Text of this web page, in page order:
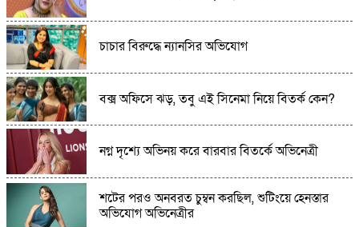
অষ্টগ্রামে পুলিশের অভিযানে ৪ কেজি গাঁজা সহ ২ জন
মাদক কারবারি আটক
শেরপুরের শ্রীবরদীতে বৃদ্ধের ঝুলন্ত মরদেহ উদ্ধার:
ধুনটে ভ্রাম্যমাণ আদালতের অভিযানে ৩২টি চায়না
দুয়ারী জাল জব্দ,পুড়িয়ে ধ্বংস
বিশ্ব মাতৃদুগ্ধ সপ্তাহ উপলক্ষে বাগাতিপাড়ায় সমাপনী
চাচার বিরুদ্ধে ন্যানসির অভিযোগ
বক্স অফিসে ঝড়, তবু এই সিনেমা নিয়ে বিতর্ক কেন?
নগ্ন দৃশ্যে অভিনয় করে বারবার বিতর্কে অভিনেত্রী
শটের পরও অনবরত চুম্বন করছিল, শুটিংয়ে হেনস্তার
অভিযোগ অভিনেত্রীর